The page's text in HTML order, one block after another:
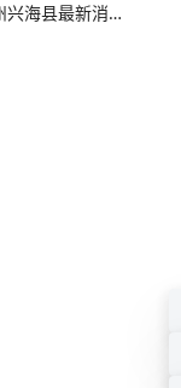
海南藏族自治州兴海县最新消防设施操作员消防设备中级技能考试题库有精品答案